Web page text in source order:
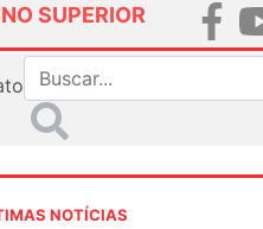
SUPERIOR
NOTÍCIAS